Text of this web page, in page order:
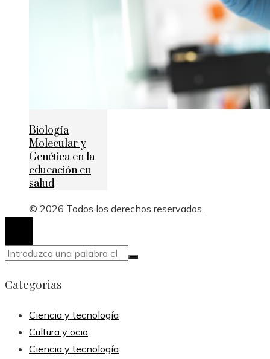
Biología
Molecular y
Genética en la
educación en
salud
© 2026 Todos los derechos reservados.
Categorias
Ciencia y tecnología
Cultura y ocio
Ciencia y tecnología